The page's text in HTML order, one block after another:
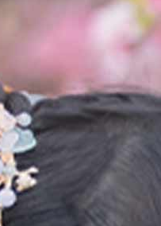
selalu melindunginya.
pengakuannya berujung
secara gratis di NetShort.
Cinta Diam Terwujud